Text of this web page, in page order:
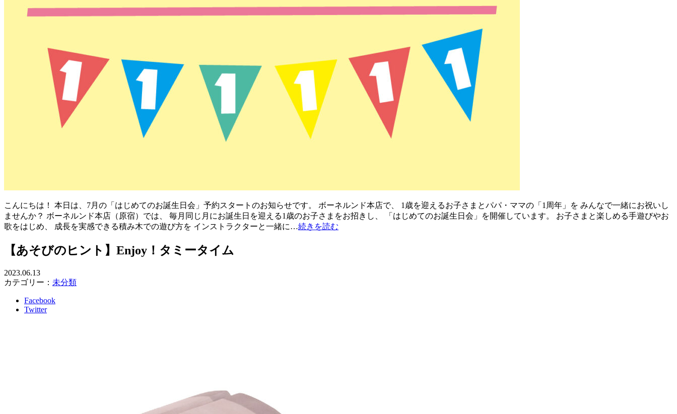
こんにちは！ 本日は、7月の「はじめてのお誕生日会」予約スタートのお知らせです。 ボーネルンド本店で、 1歳を迎えるお子さまとパパ・ママの「1周年」を みんなで一緒にお祝いし
ませんか？ ボーネルンド本店（原宿）では、 毎月同じ月にお誕生日を迎える1歳のお子さまをお招きし、 「はじめてのお誕生日会」を開催しています。 お子さまと楽しめる手遊びやお
歌をはじめ、 成長を実感できる積み木での遊び方を インストラクターと一緒に…続きを読む
【あそびのヒント】Enjoy！タミータイム
2023.06.13
カテゴリー： 未分類
Facebook
Twitter